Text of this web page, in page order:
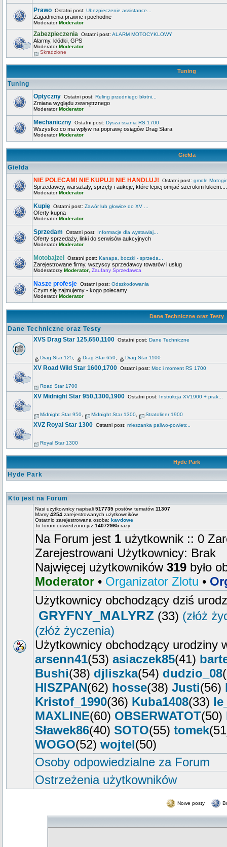
Prawo Ostatni post: Ubezpieczenie assistance...
Zagadnienia prawne i pochodne
ModeratorModerator
Zabezpieczenia Ostatni post: ALARM MOTOCYKLOWY
Alarmy, kłódki, GPS
ModeratorModerator
Skradzione
Tuning
Tuning
Optyczny Ostatni post: Reling przedniego błotni...
Zmiana wyglądu zewnętrznego
ModeratorModerator
Mechaniczny Ostatni post: Dysza ssania RS 1700
Wszystko co ma wpływ na poprawę osiągów Drag Stara
ModeratorModerator
Giełda
Giełda
NIE POLECAM! NIE KUPUJ! NIE HANDLUJ! Ostatni post: gmole
Sprzedawcy, warsztaty, sprzęty i aukcje, które lepiej omijać szerokim
ModeratorModerator
Kupię Ostatni post: Zawór lub głowice do XV ...
Oferty kupna
ModeratorModerator
Sprzedam Ostatni post: Informacje dla wystawiaj...
Oferty sprzedaży, linki do serwisów aukcyjnych
ModeratorModerator
Motobajzel Ostatni post: Kanapa, boczki - sprzeda...
Zarejestrowane firmy, wszyscy sprzedawcy towarów i usług
Moderatorzy Moderator Zaufany Sprzedawca
Nasze profesje Ostatni post: Odszkodowania
Czym się zajmujemy - kogo polecamy
ModeratorModerator
Dane Techniczne oraz Testy
Dane Techniczne oraz Testy
XVS Drag Star 125,650,1100 Ostatni post: Dane Techniczne
Drag Star 125 Drag Star 650 Drag Star 1100
XV Road Wild Star 1600,1700 Ostatni post: Moc i moment RS 1700
Road Star 1700
XV Midnight Star 950,1300,1900 Ostatni post: Instrukcja XV1900 + prak...
Midnight Star 950 Midnight Star 1300 Stratoliner 1900
XVZ Royal Star 1300 Ostatni post: mieszanka paliwo-powietr...
Royal Star 1300
Hyde Park
Hyde Park
Kto jest na Forum
Nasi użytkownicy napisali 517735 postów, tematów11307
Mamy 4254 zarejestrowanych użytkowników
Ostatnio zarejestrowana osoba: kavdowe
To forum odwiedzono już 14072965 razy
Na Forum jest 1 użytkownik :: 0
Zarejestrowani Użytkownicy: Brak
Najwięcej użytkowników 319 było
Moderator • Organizator Zlotu •
Użytkownicy obchodzący dziś
GRYFNY_MALYRZ (33) (złóż
(złóż życzenia)
Użytkownicy obchodzący urodziny
arsenn41(53) asiaczek85(41)
Bushi(38) djliszka(54) dudzio_08
HISZPAN(62) hosse(38) Justi(56)
Kristof_1990(36) Kuba1408(33)
MAXLINE(60) OBSERWATOT(50)
Sławek86(40) SOTO(55) tomek
WOGO(52) wojtel(50)
Osoby odpowiedzialne za Forum
Ostrzeżenia użytkowników
Nowe posty